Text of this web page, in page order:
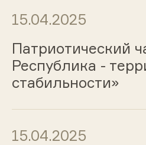
15.04.2025
Патриотический
Республика -
стабильности»
15.04.2025